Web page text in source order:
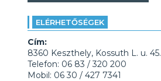
ELÉRHETŐSÉGEK
Cím:
8360 Keszthely, Kossuth L. u. 45.
Telefon: 06 83 / 320 200
Mobil: 06 30 / 427 7341